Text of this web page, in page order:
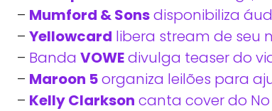
– Mumford & Sonsdisponibiliza
– Yellowcard libera stream de seu
– Banda VOWEdivulga teaser do
– Maroon 5organiza leilões para
– Kelly Clarkson canta cover do